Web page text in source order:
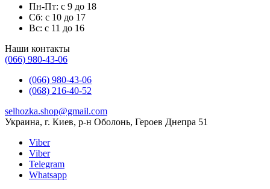
Пн-Пт: с 9 до 18
Сб: с 10 до 17
Вс: с 11 до 16
Наши контакты
(066) 980-43-06
(066) 980-43-06
(068) 216-40-52
selhozka.shop@gmail.com
Украина, г. Киев, р-н Оболонь, Героев Днепра 51
Viber
Viber
Telegram
Whatsapp